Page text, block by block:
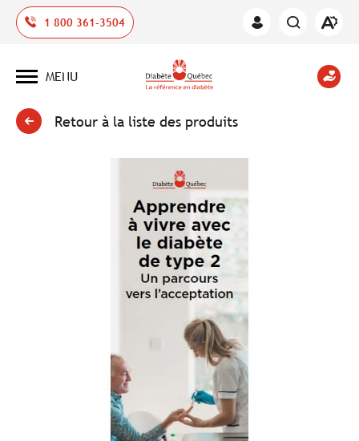
1 800 361-3504
Espace
Ouvrir
Ouvrir
du
site
MENU
Retour à la liste des produits